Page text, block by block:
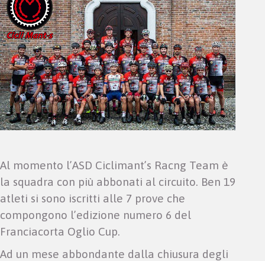
Al momento l’ASD Ciclimant’s Racng Team è
la squadra con più abbonati al circuito. Ben 19
atleti si sono iscritti alle 7 prove che
compongono l’edizione numero 6 del
Franciacorta Oglio Cup.
Ad un mese abbondante dalla chiusura degli